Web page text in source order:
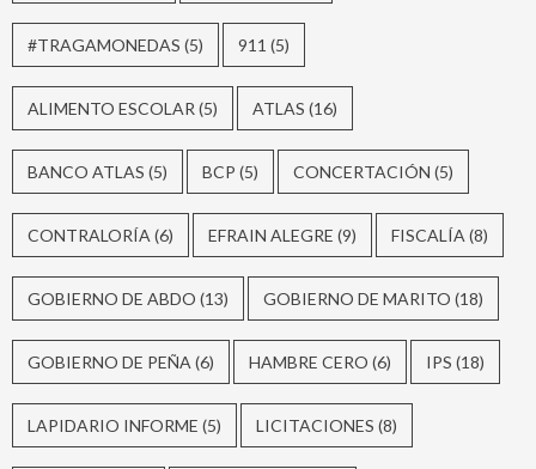
#TRAGAMONEDAS (5) 911 (5)
ALIMENTO ESCOLAR (5) ATLAS (16)
BANCO ATLAS (5) BCP (5) CONCERTACIÓN (5)
CONTRALORÍA (6) EFRAIN ALEGRE (9) FISCALÍA (8)
GOBIERNO DE ABDO (13) GOBIERNO DE MARITO (18)
GOBIERNO DE PEÑA (6) HAMBRE CERO (6) IPS (18)
LAPIDARIO INFORME (5) LICITACIONES (8)